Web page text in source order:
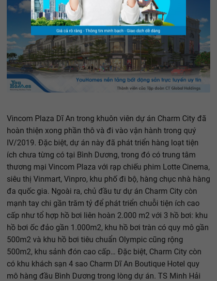
Vincom Plaza Dĩ An trong khuôn viên dự án Charm City đã
hoàn thiện xong phần thô và đi vào vận hành trong quý
IV/2019. Đặc biệt, dự án này đã phát triển hàng loạt tiện
ích chưa từng có tại Bình Dương, trong đó có trung tâm
thương mại Vincom Plaza với rạp chiếu phim Lotte Cinema,
siêu thị Vinmart, Vinpro, khu phố đi bộ, hàng chục nhà hàng
đa quốc gia. Ngoài ra, chủ đầu tư dự án Charm City còn
mạnh tay chi gần trăm tỷ để phát triển chuỗi tiện ích cao
cấp như tổ hợp hồ bơi liên hoàn 2.000 m2 với 3 hồ bơi: khu
hồ bơi ốc đảo gần 1.000m2, khu hồ bơi tràn có quy mô gần
500m2 và khu hồ bơi tiêu chuẩn Olympic cũng rộng
500m2, khu sảnh đón cao cấp… Đặc biệt, Charm City còn
có khu khách sạn 4 sao Charm Dĩ An Boutique Hotel quy
mô hàng đầu Bình Dương trong lòng dự án. TS Minh Hải